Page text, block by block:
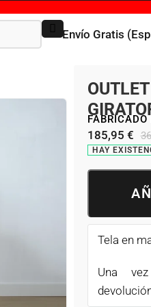
Envío Gratis
FABRICADO
185,95 €
HAY
Tela en
Una